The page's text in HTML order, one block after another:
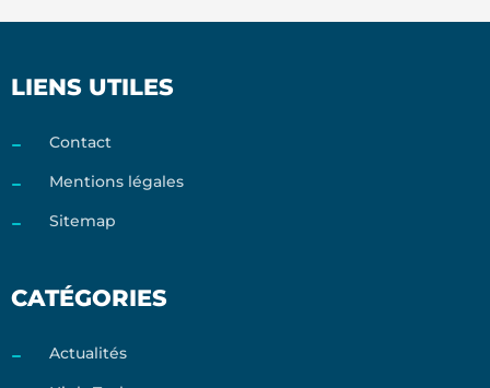
LIENS UTILES
Contact
Mentions légales
Sitemap
CATÉGORIES
Actualités